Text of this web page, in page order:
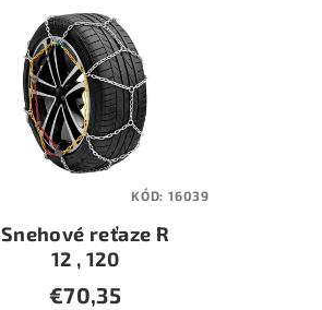
Snehové reťaze R
12 , 120
€70,35
KÓD: 16039